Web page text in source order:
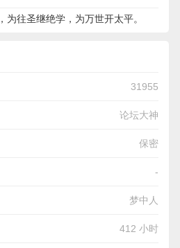
为往圣继绝学，为万世开太平。
31955
论坛大神
保密
-
梦中人
412 小时